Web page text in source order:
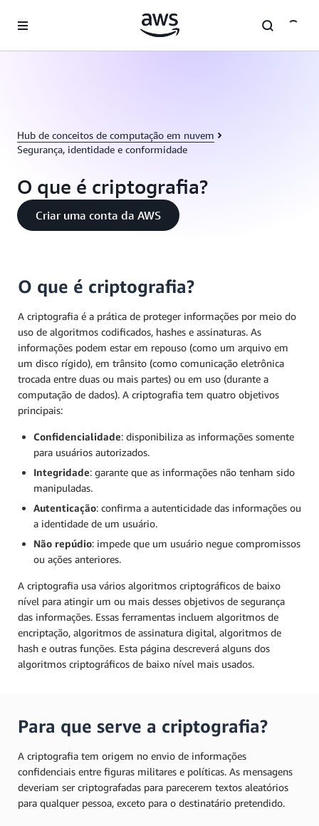
Pular para o conteúdo principal
Hub de conceitos de computação em nuvem
Segurança, identidade e conformidade
O que é criptografia?
Criar uma conta da AWS
O que é criptografia?
A criptografia é a prática de proteger informações por meio do
uso de algoritmos codificados, hashes e assinaturas. As
informações podem estar em repouso (como um arquivo em
um disco rígido), em trânsito (como comunicação eletrônica
trocada entre duas ou mais partes) ou em uso (durante a
computação de dados). A criptografia tem quatro objetivos
principais:
Confidencialidade: disponibiliza as informações somente
para usuários autorizados.
Integridade: garante que as informações não tenham sido
manipuladas.
Autenticação: confirma a autenticidade das informações ou
a identidade de um usuário.
Não repúdio: impede que um usuário negue compromissos
ou ações anteriores.
A criptografia usa vários algoritmos criptográficos de baixo
nível para atingir um ou mais desses objetivos de segurança
das informações. Essas ferramentas incluem algoritmos de
encriptação, algoritmos de assinatura digital, algoritmos de
hash e outras funções. Esta página descreverá alguns dos
algoritmos criptográficos de baixo nível mais usados.
Para que serve a criptografia?
A criptografia tem origem no envio de informações
confidenciais entre figuras militares e políticas. As mensagens
deveriam ser criptografadas para parecerem textos aleatórios
para qualquer pessoa, exceto para o destinatário pretendido.